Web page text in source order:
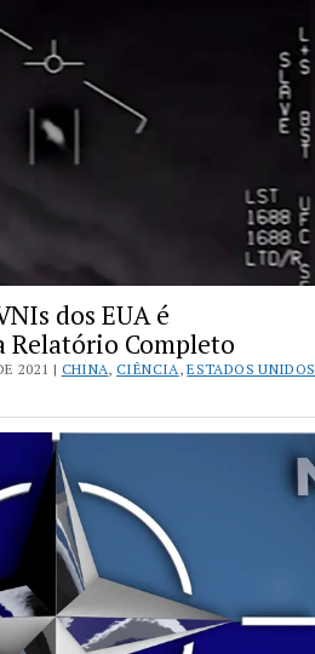
dos EUA é
Relatório Completo
2021 | CHINA,CIÊNCIA ,ESTADOS UNIDOS